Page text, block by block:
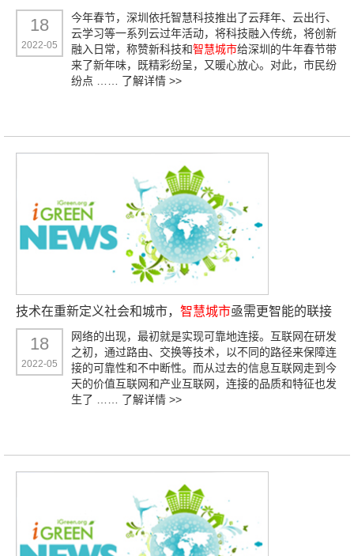
18
2022-05
今年春节，深圳依托智慧科技推出了云拜年、云出行、
云学习等一系列云过年活动，将科技融入传统，将创新
融入日常，称赞新科技和智慧城市给深圳的牛年春节带
来了新年味，既精彩纷呈，又暖心放心。对此，市民纷
纷点 …… 了解详情 >>
技术在重新定义社会和城市， 智慧城市亟需更智能的联接
18
2022-05
网络的出现，最初就是实现可靠地连接。互联网在研发
之初，通过路由、交换等技术，以不同的路径来保障连
接的可靠性和不中断性。而从过去的信息互联网走到今
天的价值互联网和产业互联网，连接的品质和特征也发
生了 …… 了解详情 >>